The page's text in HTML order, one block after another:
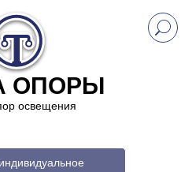
ОПОРЫ
освещения